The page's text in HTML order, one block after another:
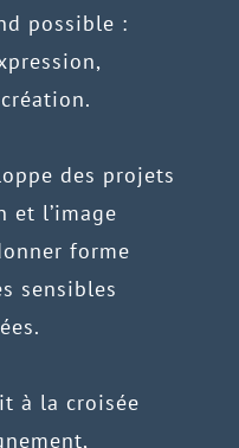
possible :
des projets
et l’image
forme
sensibles
à la croisée